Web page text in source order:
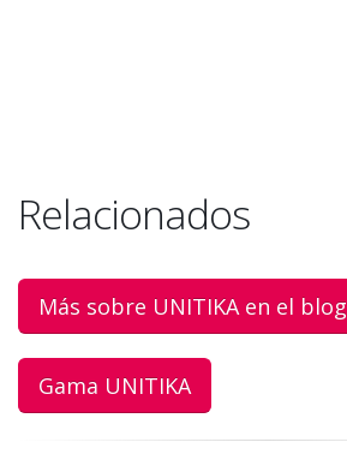
Relacionados
Más sobre UNITIKA en el blog
Gama UNITIKA